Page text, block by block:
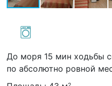
До моря 15 мин ходьбы
по абсолютно ровной